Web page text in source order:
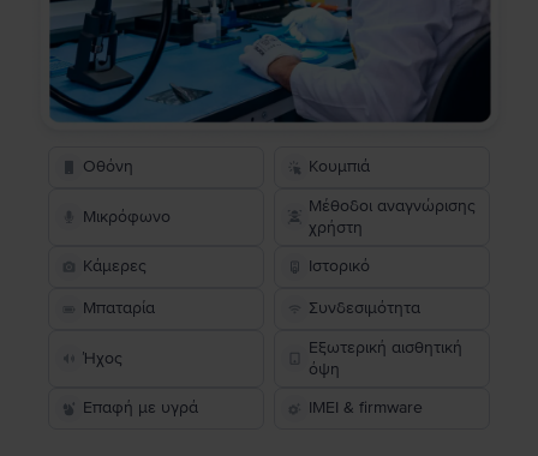
Οθόνη Κουμπιά
Μικρόφωνο
Μέθοδοι αναγνώρισης
χρήστη
Κάμερες
Ιστορικό
Μπαταρία Συνδεσιμότητα
Ήχος
Εξωτερική αισθητική
όψη
Επαφή με υγρά
IMEI & firmware